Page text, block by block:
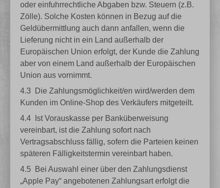
oder einfuhrrechtliche Abgaben bzw. Steuern (z.B.
Zölle). Solche Kosten können in Bezug auf die
Geldübermittlung auch dann anfallen, wenn die
Lieferung nicht in ein Land außerhalb der
Europäischen Union erfolgt, der Kunde die Zahlung
aber von einem Land außerhalb der Europäischen
Union aus vornimmt.
4.3
Die Zahlungsmöglichkeit/en wird/werden dem
Kunden im Online-Shop des Verkäufers mitgeteilt.
4.4
Ist Vorauskasse per Banküberweisung
vereinbart, ist die Zahlung sofort nach
Vertragsabschluss fällig, sofern die Parteien keinen
späteren Fälligkeitstermin vereinbart haben.
4.5
Bei Auswahl einer über den Zahlungsdienst
„Apple Pay“ angebotenen Zahlungsart erfolgt die